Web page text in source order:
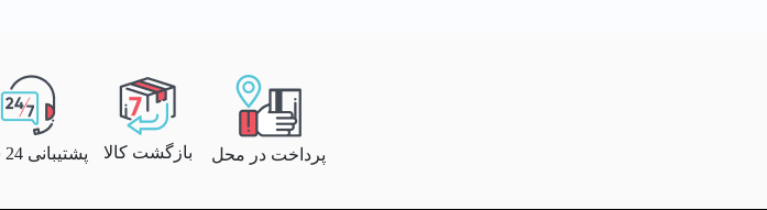
پرداخت در محل بازگشت کالا پشتیبانی 24 ساعته